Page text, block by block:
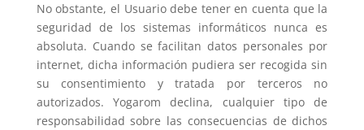
No obstante, el Usuario debe tener en cuenta que la
seguridad de los sistemas informáticos nunca es
absoluta. Cuando se facilitan datos personales por
internet, dicha información pudiera ser recogida sin
su consentimiento y tratada por terceros no
autorizados. Yogarom declina, cualquier tipo de
responsabilidad sobre las consecuencias de dichos